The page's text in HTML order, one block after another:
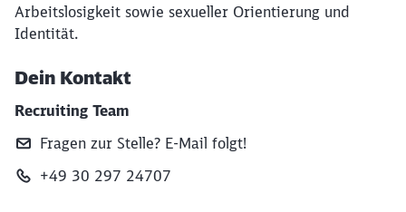
Arbeitslosigkeit sowie sexueller Orientierung und
Identität.
Dein Kontakt
Recruiting Team
Fragen zur Stelle? E‑Mail folgt!
+49 30 297 24707